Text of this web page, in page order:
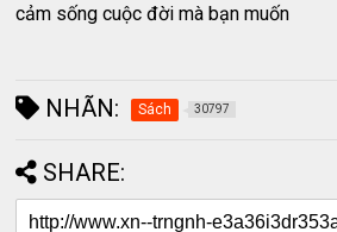
cảm sống cuộc đời mà bạn muốn
NHÃN: Sách 30797
SHARE: